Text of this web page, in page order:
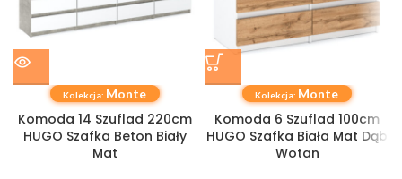
Kolekcja: Monte
Komoda 14 Szuflad 220cm
HUGO Szafka Beton Biały
Mat
Kolekcja: Monte
Komoda 6 Szuflad 100cm
HUGO Szafka Biała Mat Dąb
Wotan